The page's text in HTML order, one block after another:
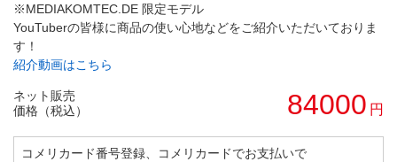
※MEDIAKOMTEC.DE 限定モデル
YouTuberの皆様に商品の使い心地などをご紹介いただいておりま
す！
紹介動画はこちら
ネット販売
価格（税込）
84000 円
コメリカード番号登録、コメリカードでお支払いで